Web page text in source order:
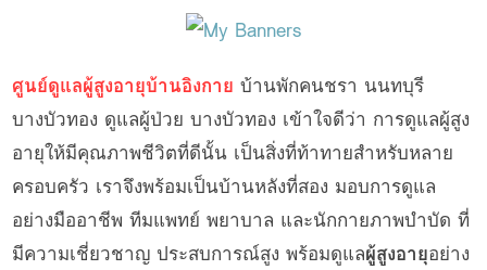
ศูนย์ดูแลผู้สูงอายุบ้านอิงกายบ้านพักคนชรา นนทบุรี
บางบัวทอง ดูแลผู้ป่วย บางบัวทอง เข้าใจดีว่า การดูแลผู้สูง
อายุให้มีคุณภาพชีวิตที่ดีนั้น เป็นสิ่งที่ท้าทายสำหรับหลาย
ครอบครัว เราจึงพร้อมเป็นบ้านหลังที่สอง มอบการดูแล
อย่างมืออาชีพ ทีมแพทย์ พยาบาล และนักกายภาพบำบัด ที่
มีความเชี่ยวชาญ ประสบการณ์สูง พร้อมดูแลผู้สูงอายุอย่าง